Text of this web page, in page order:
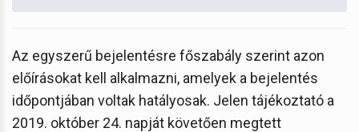
Az egyszerű bejelentésre főszabály szerint azon
előírásokat kell alkalmazni, amelyek a bejelentés
időpontjában voltak hatályosak. Jelen tájékoztató a
2019. október 24. napját követően megtett